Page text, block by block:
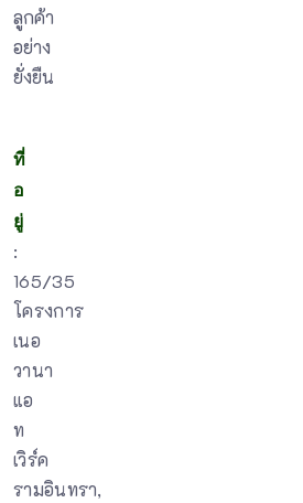
ลูกค้า
อย่าง
ยั่งยืน
ที่
อ
ยู่
:
165/35
โครงการ
เนอ
วานา
แอ
ท
เวิร์ค
รามอินทรา,